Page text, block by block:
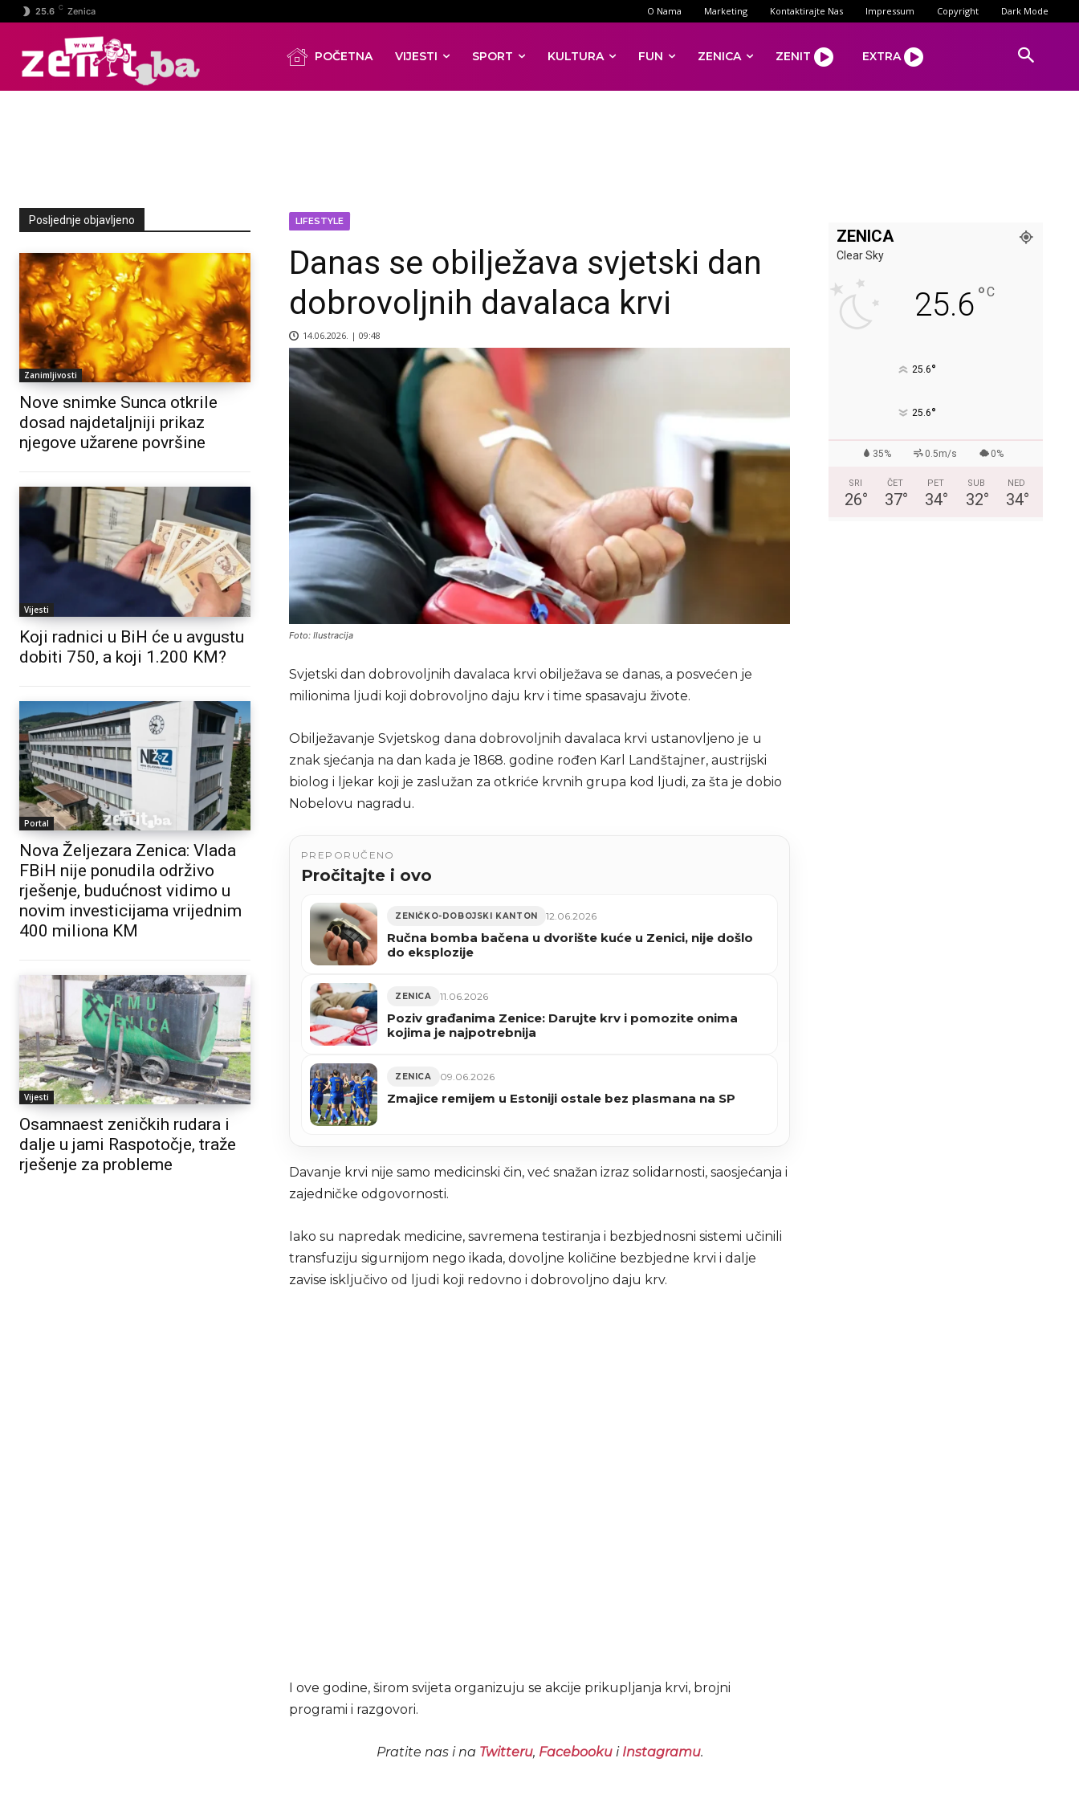
25.6 C Zenica O Nama Marketing Kontaktirajte Nas Impressum Copyright Dark Mode
POČETNA VIJESTI SPORT KULTURA FUN ZENICA ZENIT EXTRA
Posljednje objavljeno
Zanimljivosti
Nove snimke Sunca otkrile
dosad najdetaljniji prikaz
njegove užarene površine
Vijesti
Koji radnici u BiH će u avgustu
dobiti 750, a koji 1.200 KM?
Portal
Nova Željezara Zenica: Vlada
FBiH nije ponudila održivo
rješenje, budućnost vidimo u
novim investicijama vrijednim
400 miliona KM
Vijesti
Osamnaest zeničkih rudara i
dalje u jami Raspotočje, traže
rješenje za probleme
LIFESTYLE
Danas se obilježava svjetski dan
dobrovoljnih davalaca krvi
14.06.2026. | 09:48
Foto: Ilustracija
Svjetski dan dobrovoljnih davalaca krvi obilježava se danas, a posvećen je
milionima ljudi koji dobrovoljno daju krv i time spasavaju živote.
Obilježavanje Svjetskog dana dobrovoljnih davalaca krvi ustanovljeno je u
znak sjećanja na dan kada je 1868. godine rođen Karl Landštajner, austrijski
biolog i ljekar koji je zaslužan za otkriće krvnih grupa kod ljudi, za šta je dobio
Nobelovu nagradu.
PREPORUČENO
Pročitajte i ovo
ZENIČKO-DOBOJSKI KANTON 12.06.2026
Ručna bomba bačena u dvorište kuće u Zenici, nije došlo
do eksplozije
ZENICA 11.06.2026
Poziv građanima Zenice: Darujte krv i pomozite onima
kojima je najpotrebnija
ZENICA 09.06.2026
Zmajice remijem u Estoniji ostale bez plasmana na SP
Davanje krvi nije samo medicinski čin, već snažan izraz solidarnosti, saosjećanja i
zajedničke odgovornosti.
Iako su napredak medicine, savremena testiranja i bezbjednosni sistemi učinili
transfuziju sigurnijom nego ikada, dovoljne količine bezbjedne krvi i dalje
zavise isključivo od ljudi koji redovno i dobrovoljno daju krv.
I ove godine, širom svijeta organizuju se akcije prikupljanja krvi, brojni
programi i razgovori.
Pratite nas i na Twitteru, Facebookui Instagramu.
ZENICA
Clear Sky
25.6°C
25.6°
25.6°
35% 0.5m/s 0%
SRI
26°
ČET
37°
PET
34°
SUB
32°
NED
34°